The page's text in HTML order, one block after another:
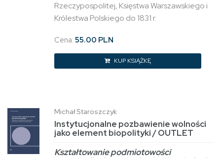
Rzeczypospolitej, Księstwa Warszawskiego i
Królestwa Polskiego do 1831 r.
Cena: 55.00 PLN
KUP KSIĄŻKĘ
Michał Staroszczyk
Instytucjonalne pozbawienie wolności
jako element biopolityki / OUTLET
Kształtowanie podmiotowości